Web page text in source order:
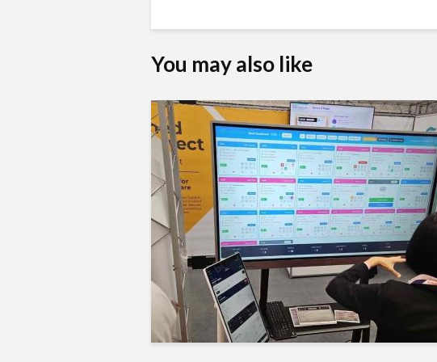
You may also like